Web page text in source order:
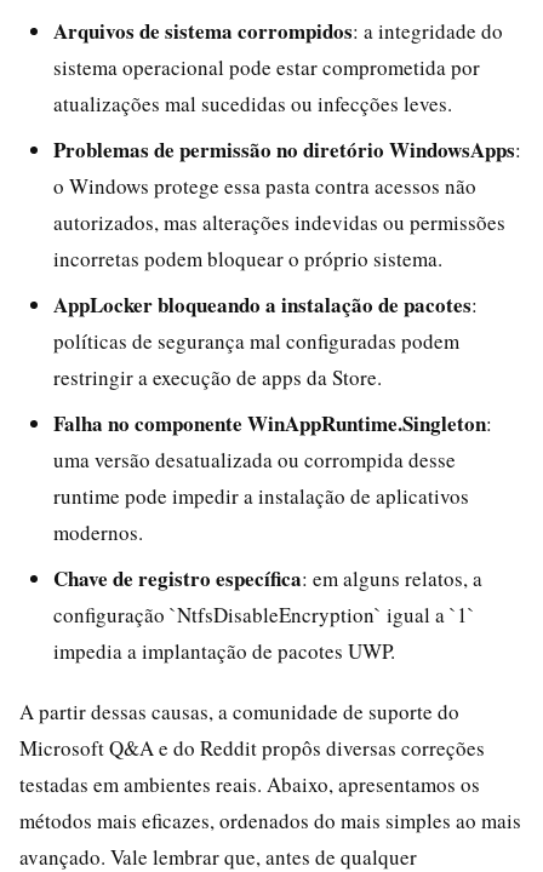
Arquivos de sistema corrompidos: a integridade do
sistema operacional pode estar comprometida por
atualizações mal sucedidas ou infecções leves.
Problemas de permissão no diretório WindowsApps:
o Windows protege essa pasta contra acessos não
autorizados, mas alterações indevidas ou permissões
incorretas podem bloquear o próprio sistema.
AppLocker bloqueando a instalação de pacotes:
políticas de segurança mal configuradas podem
restringir a execução de apps da Store.
Falha no componente WinAppRuntime.Singleton:
uma versão desatualizada ou corrompida desse
runtime pode impedir a instalação de aplicativos
modernos.
Chave de registro específica: em alguns relatos, a
configuração `NtfsDisableEncryption` igual a `1`
impedia a implantação de pacotes UWP.
A partir dessas causas, a comunidade de suporte do
Microsoft Q&A e do Reddit propôs diversas correções
testadas em ambientes reais. Abaixo, apresentamos os
métodos mais eficazes, ordenados do mais simples ao mais
avançado. Vale lembrar que, antes de qualquer